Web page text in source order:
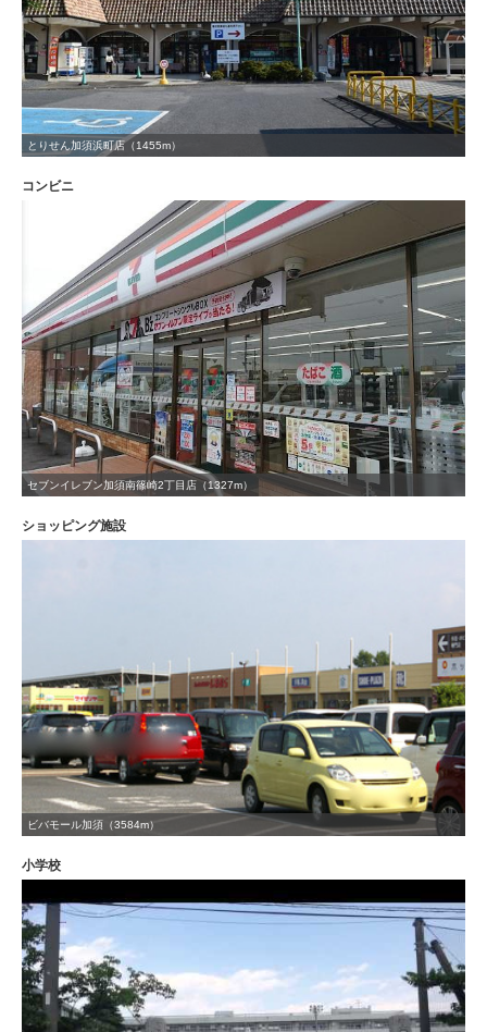
とりせん加須浜町店（1455m）
コンビニ
セブンイレブン加須南篠崎2丁目店（1327m）
ショッピング施設
ビバモール加須（3584m）
小学校